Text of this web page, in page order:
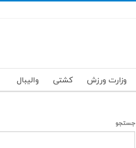
وزارت ورزش کشتی والیبال
جستجو